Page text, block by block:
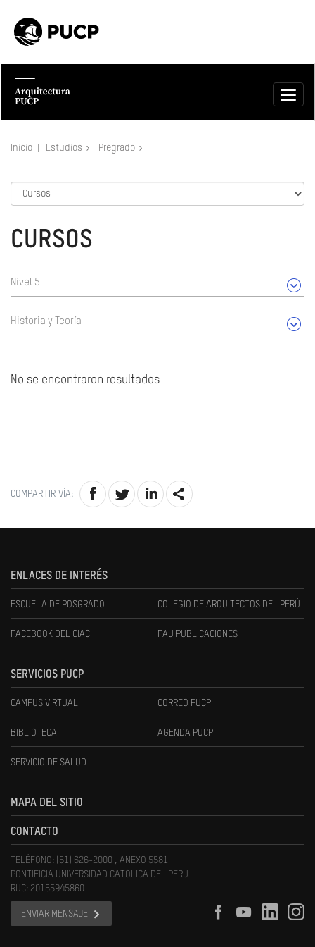
Inicio Estudios Pregrado
CURSOS
Nivel 5
Historia y Teoría
No se encontraron resultados
COMPARTIR VÍA:
ENLACES DE INTERÉS
ESCUELA DE POSGRADO COLEGIO DE ARQUITECTOS DEL PERÚ
FACEBOOK DEL CIAC FAU PUBLICACIONES
SERVICIOS PUCP
CAMPUS VIRTUAL CORREO PUCP
BIBLIOTECA AGENDA PUCP
SERVICIO DE SALUD
MAPA DEL SITIO
CONTACTO
TELÉFONO: (51) 626-2000 , ANEXO 5581
PONTIFICIA UNIVERSIDAD CATOLICA DEL PERU
RUC: 20155945860
ENVIAR MENSAJE